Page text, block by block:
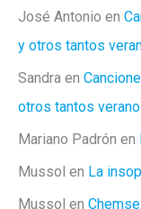
José Antonio en
y otros tantos
Sandra en
otros tantos
Mariano Padrón en
Mussol en La
Mussol en